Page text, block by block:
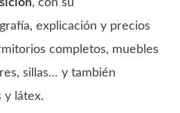
, con su
explicación y precios
completos, muebles
sillas… y también
y látex.